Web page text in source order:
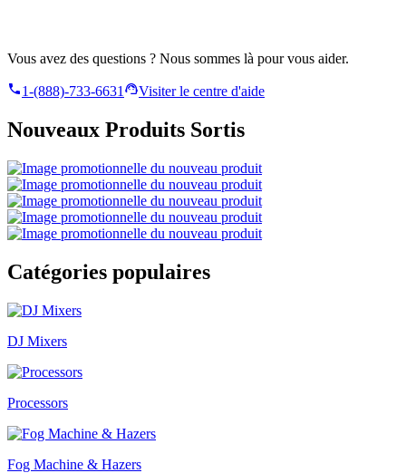
Vous avez des questions ? Nous sommes là pour vous aider.
1-(888)-733-6631 Visiter le centre d'aide
Nouveaux Produits Sortis
Catégories populaires
DJ Mixers
Processors
Fog Machine & Hazers